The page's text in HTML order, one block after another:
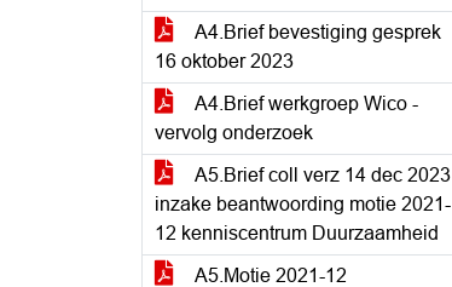
A4.Brief bevestiging gesprek
16 oktober 2023
A4.Brief werkgroep Wico -
vervolg onderzoek
A5.Brief coll verz 14 dec 2023
inzake beantwoording motie 2021-
12 kenniscentrum Duurzaamheid
A5.Motie 2021-12